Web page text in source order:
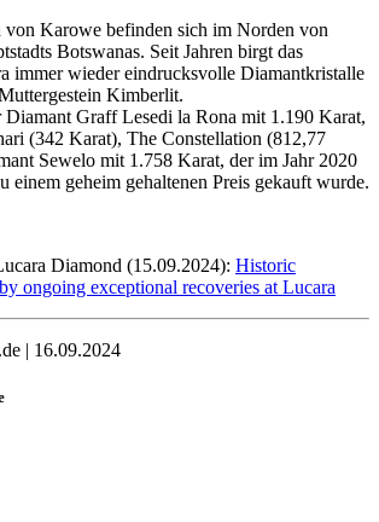
Karowe befinden sich im Norden von
Botswanas. Seit Jahren birgt das
immer wieder eindrucksvolle Diamantkristalle
Kimberlit.
Diamant Graff Lesedi la Rona mit 1.190 Karat,
(342 Karat), The Constellation (812,77
Sewelo mit 1.758 Karat, der im Jahr 2020
einem geheim gehaltenen Preis gekauft wurde.
Diamond (15.09.2024): Historic
ongoing exceptional recoveries at Lucara
| 16.09.2024